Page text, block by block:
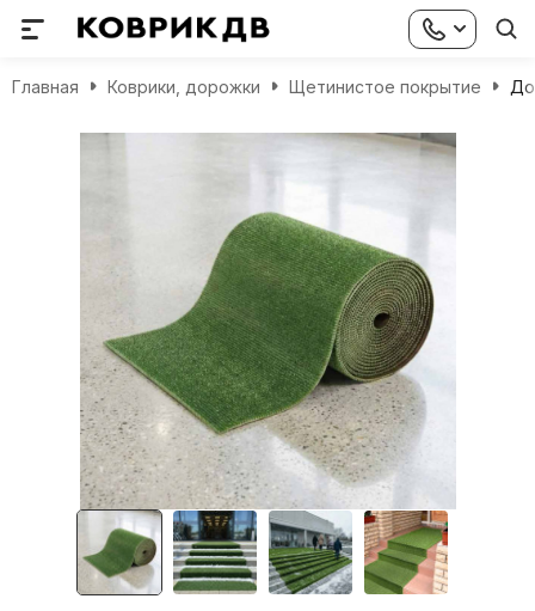
Главная Коврики, дорожки Щетинистое покрытие